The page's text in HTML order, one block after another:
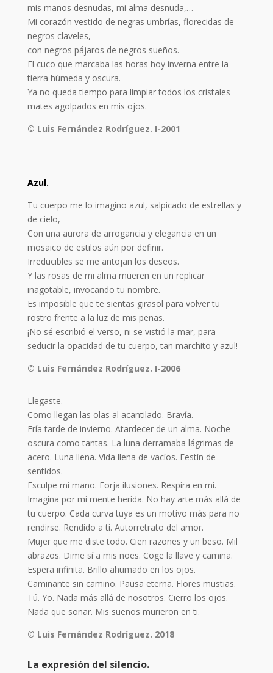
mis manos desnudas, mi alma desnuda,… –
Mi corazón vestido de negras umbrías, florecidas de
negros claveles,
con negros pájaros de negros sueños.
El cuco que marcaba las horas hoy inverna entre la
tierra húmeda y oscura.
Ya no queda tiempo para limpiar todos los cristales
mates agolpados en mis ojos.
© Luis Fernández Rodríguez. I-2001
Azul.
Tu cuerpo me lo imagino azul, salpicado de estrellas y
de cielo,
Con una aurora de arrogancia y elegancia en un
mosaico de estilos aún por definir.
Irreducibles se me antojan los deseos.
Y las rosas de mi alma mueren en un replicar
inagotable, invocando tu nombre.
Es imposible que te sientas girasol para volver tu
rostro frente a la luz de mis penas.
¡No sé escribió el verso, ni se vistió la mar, para
seducir la opacidad de tu cuerpo, tan marchito y azul!
© Luis Fernández Rodríguez. I-2006
Llegaste.
Como llegan las olas al acantilado. Bravía.
Fría tarde de invierno. Atardecer de un alma. Noche
oscura como tantas. La luna derramaba lágrimas de
acero. Luna llena. Vida llena de vacíos. Festín de
sentidos.
Esculpe mi mano. Forja ilusiones. Respira en mí.
Imagina por mi mente herida. No hay arte más allá de
tu cuerpo. Cada curva tuya es un motivo más para no
rendirse. Rendido a ti. Autorretrato del amor.
Mujer que me diste todo. Cien razones y un beso. Mil
abrazos. Dime sí a mis noes. Coge la llave y camina.
Espera infinita. Brillo ahumado en los ojos.
Caminante sin camino. Pausa eterna. Flores mustias.
Tú. Yo. Nada más allá de nosotros. Cierro los ojos.
Nada que soñar. Mis sueños murieron en ti.
© Luis Fernández Rodríguez. 2018
La expresión del silencio.